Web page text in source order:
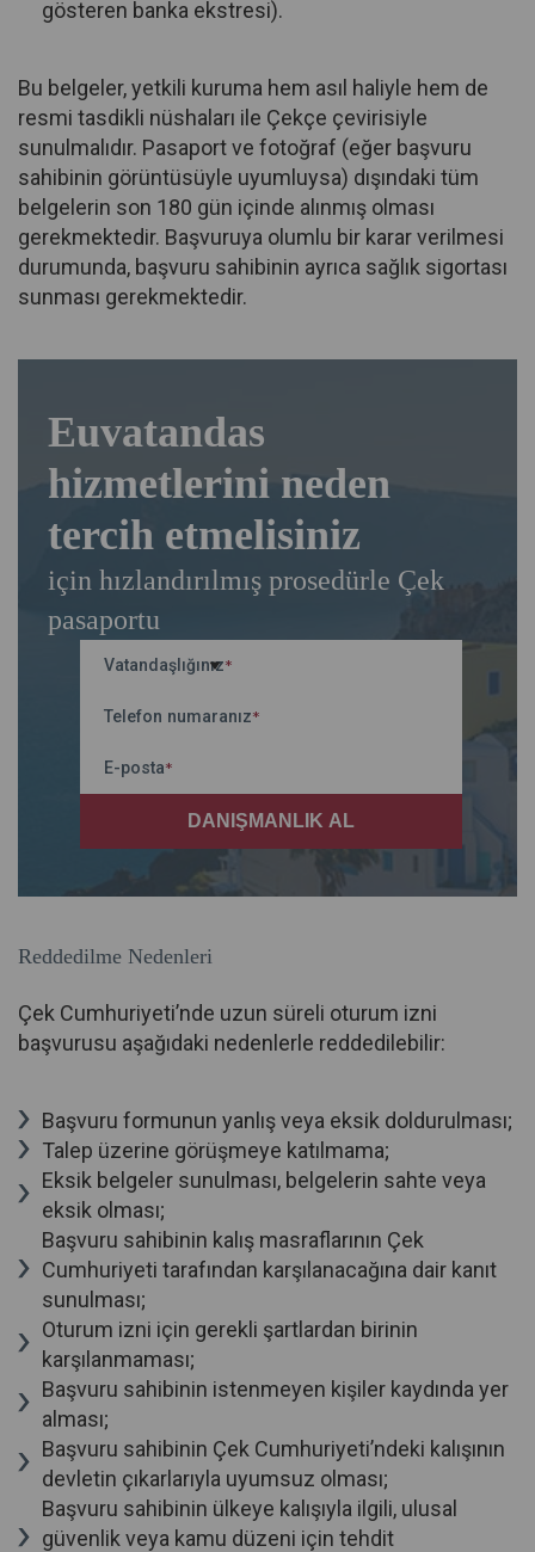
gösteren banka ekstresi).
Bu belgeler, yetkili kuruma hem asıl haliyle hem de
resmi tasdikli nüshaları ile Çekçe çevirisiyle
sunulmalıdır. Pasaport ve fotoğraf (eğer başvuru
sahibinin görüntüsüyle uyumluysa) dışındaki tüm
belgelerin son 180 gün içinde alınmış olması
gerekmektedir. Başvuruya olumlu bir karar verilmesi
durumunda, başvuru sahibinin ayrıca sağlık sigortası
sunması gerekmektedir.
Euvatandas
hizmetlerini neden
tercih etmelisiniz
için hızlandırılmış prosedürle Çek
pasaportu
Vatandaşlığınız*
Telefon numaranız*
E-posta*
Reddedilme Nedenleri
Çek Cumhuriyeti’nde uzun süreli oturum izni
başvurusu aşağıdaki nedenlerle reddedilebilir:
Başvuru formunun yanlış veya eksik doldurulması;
Talep üzerine görüşmeye katılmama;
Eksik belgeler sunulması, belgelerin sahte veya
eksik olması;
Başvuru sahibinin kalış masraflarının Çek
Cumhuriyeti tarafından karşılanacağına dair kanıt
sunulması;
Oturum izni için gerekli şartlardan birinin
karşılanmaması;
Başvuru sahibinin istenmeyen kişiler kaydında yer
alması;
Başvuru sahibinin Çek Cumhuriyeti’ndeki kalışının
devletin çıkarlarıyla uyumsuz olması;
Başvuru sahibinin ülkeye kalışıyla ilgili, ulusal
güvenlik veya kamu düzeni için tehdit